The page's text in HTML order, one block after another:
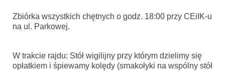
Zbiórka wszystkich chętnych o godz. 18:00 przy CEiIK-u
na ul. Parkowej.
W trakcie rajdu: Stół wigilijny przy którym dzielimy się
opłatkiem i śpiewamy kolędy (smakołyki na wspólny stół